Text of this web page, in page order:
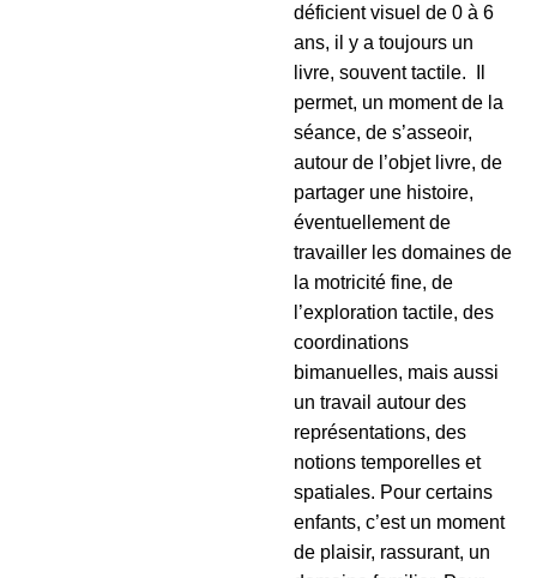
déficient visuel de 0 à 6
ans, il y a toujours un
livre, souvent tactile. Il
permet, un moment de la
séance, de s’asseoir,
autour de l’objet livre, de
partager une histoire,
éventuellement de
travailler les domaines de
la motricité fine, de
l’exploration tactile, des
coordinations
bimanuelles, mais aussi
un travail autour des
représentations, des
notions temporelles et
spatiales. Pour certains
enfants, c’est un moment
de plaisir, rassurant, un